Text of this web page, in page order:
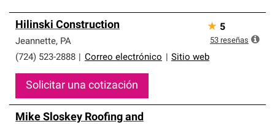
Hilinski Construction
Jeannette, PA
(724) 523-2888
Correo electrónico Sitio web
Solicitar una cotización
★ 5
53 reseñas
Mike Sloskey Roofing and